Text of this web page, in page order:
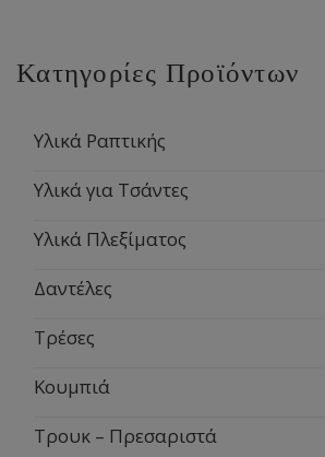
Κατηγορίες Προϊόντων
Υλικά Ραπτικής
Υλικά για Τσάντες
Υλικά Πλεξίματος
Δαντέλες
Τρέσες
Κουμπιά
Τρουκ – Πρεσαριστά